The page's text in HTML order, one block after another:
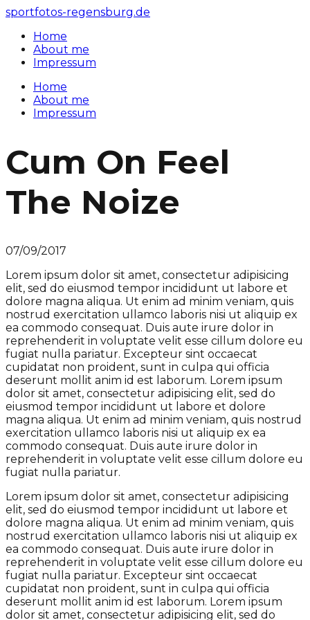
sportfotos-regensburg.de
Home
About me
Impressum
Home
About me
Impressum
Cum On Feel
The Noize
07/09/2017
Lorem ipsum dolor sit amet, consectetur adipisicing
elit, sed do eiusmod tempor incididunt ut labore et
dolore magna aliqua. Ut enim ad minim veniam, quis
nostrud exercitation ullamco laboris nisi ut aliquip ex
ea commodo consequat. Duis aute irure dolor in
reprehenderit in voluptate velit esse cillum dolore eu
fugiat nulla pariatur. Excepteur sint occaecat
cupidatat non proident, sunt in culpa qui officia
deserunt mollit anim id est laborum. Lorem ipsum
dolor sit amet, consectetur adipisicing elit, sed do
eiusmod tempor incididunt ut labore et dolore
magna aliqua. Ut enim ad minim veniam, quis nostrud
exercitation ullamco laboris nisi ut aliquip ex ea
commodo consequat. Duis aute irure dolor in
reprehenderit in voluptate velit esse cillum dolore eu
fugiat nulla pariatur.
Lorem ipsum dolor sit amet, consectetur adipisicing
elit, sed do eiusmod tempor incididunt ut labore et
dolore magna aliqua. Ut enim ad minim veniam, quis
nostrud exercitation ullamco laboris nisi ut aliquip ex
ea commodo consequat. Duis aute irure dolor in
reprehenderit in voluptate velit esse cillum dolore eu
fugiat nulla pariatur. Excepteur sint occaecat
cupidatat non proident, sunt in culpa qui officia
deserunt mollit anim id est laborum. Lorem ipsum
dolor sit amet, consectetur adipisicing elit, sed do